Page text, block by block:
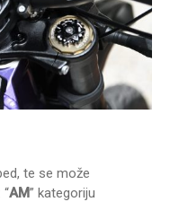
te se može
AM” kategoriju